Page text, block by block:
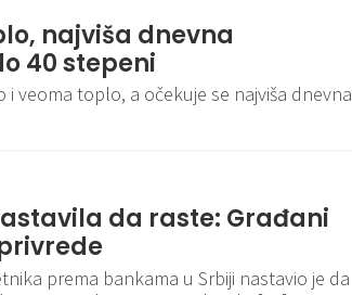
najviša dnevna
40 stepeni
i veoma toplo, a očekuje se najviša dnevna
da raste: Građani
prema bankama u Srbiji nastavio je da